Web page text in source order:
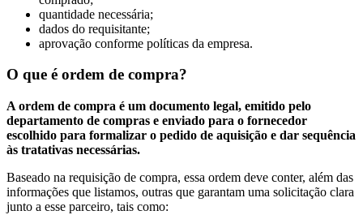
quantidade necessária;
dados do requisitante;
aprovação conforme políticas da empresa.
O que é ordem de compra?
A ordem de compra é um documento legal, emitido pelo
departamento de compras e enviado para o fornecedor
escolhido para formalizar o pedido de aquisição e dar sequência
às tratativas necessárias.
Baseado na requisição de compra, essa ordem deve conter, além das
informações que listamos, outras que garantam uma solicitação clara
junto a esse parceiro, tais como: